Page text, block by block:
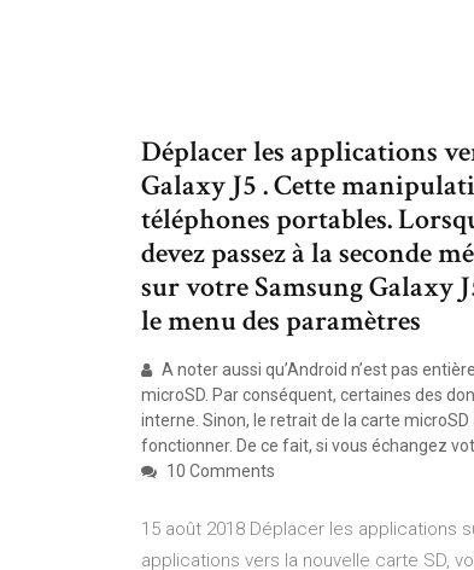
Déplacer les applications
Galaxy J5 . Cette
téléphones portables.
devez passez à la seconde
sur votre Samsung Galaxy
le menu des paramètres
A noter aussi qu’Android n’est pas
microSD. Par conséquent, certaines des
interne. Sinon, le retrait de la carte
fonctionner. De ce fait, si vous échangez
10 Comments
15 août 2018 Déplacer les applications
applications vers la nouvelle carte SD,